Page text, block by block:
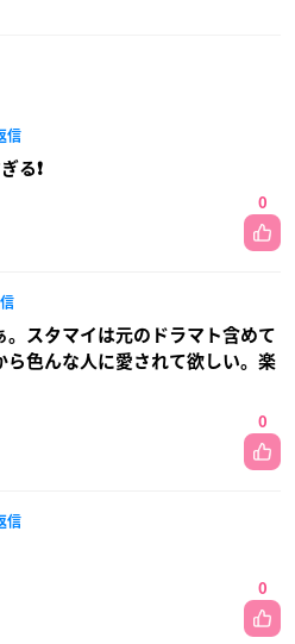
信
る❗
0
スタマイは元のドラマト含めて
ら色んな人に愛されて欲しい。楽
0
信
0